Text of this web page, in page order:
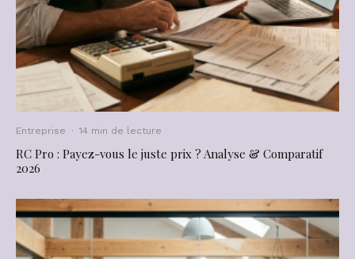
Entreprise · 14 min de lecture
RC Pro : Payez-vous le juste prix ? Analyse & Comparatif
2026